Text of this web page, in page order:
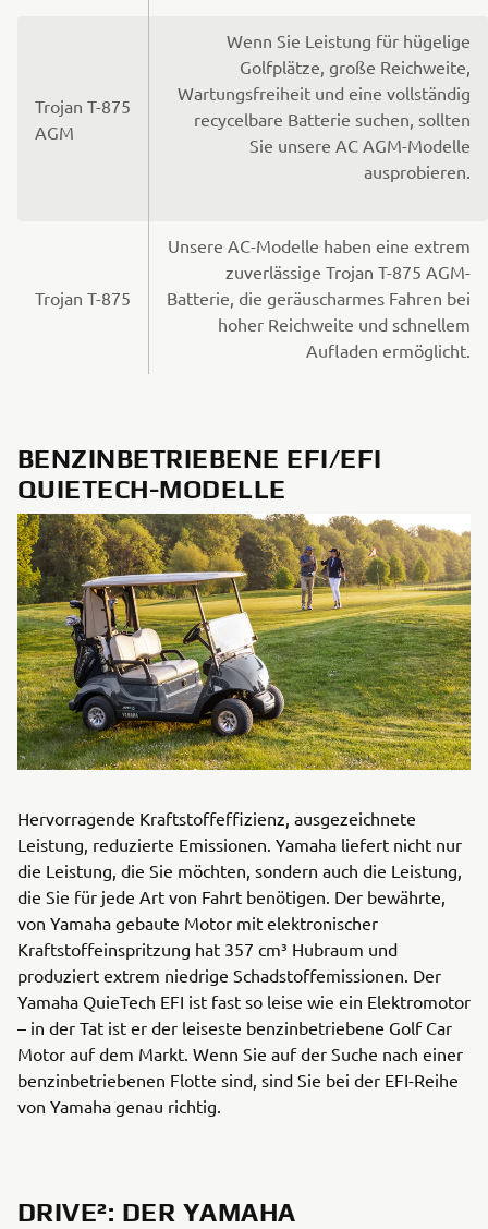
Trojan T-875
AGM
Wenn Sie Leistung für hügelige
Golfplätze, große Reichweite,
Wartungsfreiheit und eine vollständig
recycelbare Batterie suchen, sollten
Sie unsere AC AGM-Modelle
ausprobieren.
Trojan T-875
Unsere AC-Modelle haben eine extrem
zuverlässige Trojan T-875 AGM-
Batterie, die geräuscharmes Fahren bei
hoher Reichweite und schnellem
Aufladen ermöglicht.
BENZINBETRIEBENE EFI/EFI
QUIETECH-MODELLE
Hervorragende Kraftstoffeffizienz, ausgezeichnete
Leistung, reduzierte Emissionen. Yamaha liefert nicht nur
die Leistung, die Sie möchten, sondern auch die Leistung,
die Sie für jede Art von Fahrt benötigen. Der bewährte,
von Yamaha gebaute Motor mit elektronischer
Kraftstoffeinspritzung hat 357 cm³ Hubraum und
produziert extrem niedrige Schadstoffemissionen. Der
Yamaha QuieTech EFI ist fast so leise wie ein Elektromotor
– in der Tat ist er der leiseste benzinbetriebene Golf Car
Motor auf dem Markt. Wenn Sie auf der Suche nach einer
benzinbetriebenen Flotte sind, sind Sie bei der EFI-Reihe
von Yamaha genau richtig.
DRIVE²: DER YAMAHA